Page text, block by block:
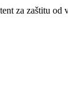
za zaštitu od